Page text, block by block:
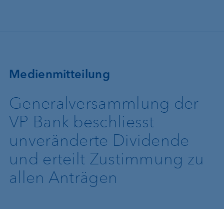
Medienmitteilung
Generalversammlung der
VP Bank beschliesst
unveränderte Dividende
und erteilt Zustimmung zu
allen Anträgen